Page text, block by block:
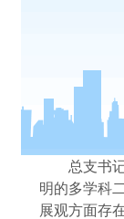
6 日
总支书
明的多学科
展观方面存